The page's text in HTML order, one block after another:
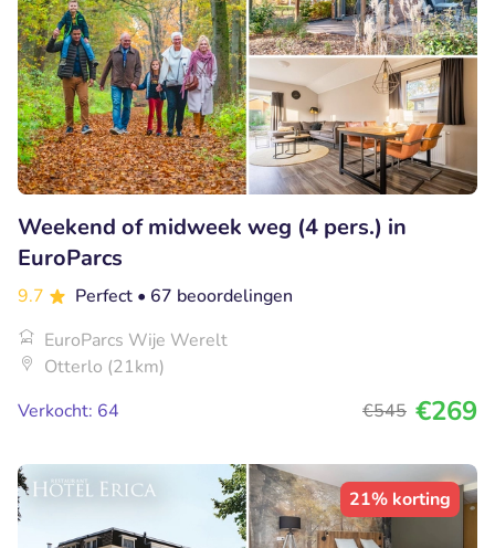
Weekend of midweek weg (4 pers.) in
EuroParcs
9.7 Perfect • 67 beoordelingen
EuroParcs Wije Werelt
Otterlo (21km)
Verkocht: 64
€545 €269
21% korting